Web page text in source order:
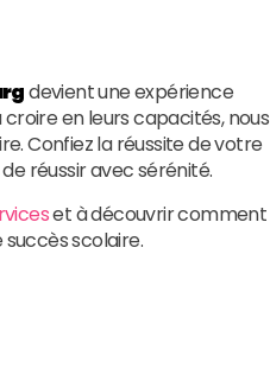
devient une expérience
en leurs capacités, nous
Confiez la réussite de votre
réussir avec sérénité.
et à découvrir comment
scolaire.